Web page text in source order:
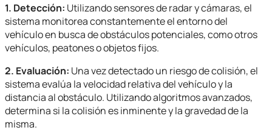
1. Detección: Utilizando sensores de radar y cámaras, el
sistema monitorea constantemente el entorno del
vehículo en busca de obstáculos potenciales, como otros
vehículos, peatones o objetos fijos.
2. Evaluación: Una vez detectado un riesgo de colisión, el
sistema evalúa la velocidad relativa del vehículo y la
distancia al obstáculo. Utilizando algoritmos avanzados,
determina si la colisión es inminente y la gravedad de la
misma.